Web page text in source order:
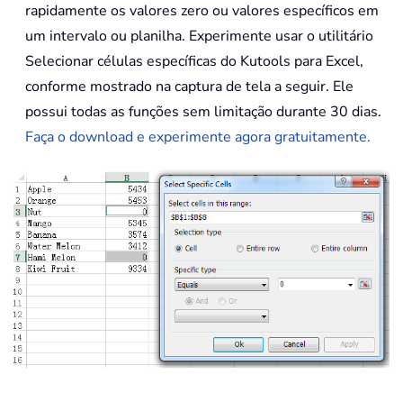
rapidamente os valores zero ou valores específicos em
um intervalo ou planilha. Experimente usar o utilitário
Selecionar células específicas do Kutools para Excel,
conforme mostrado na captura de tela a seguir. Ele
possui todas as funções sem limitação durante 30 dias.
Faça o download e experimente agora gratuitamente.